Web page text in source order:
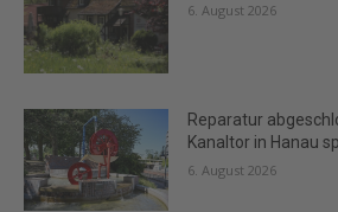
6. August 2026
Reparatur
Kanaltor in Hanau
6. August 2026